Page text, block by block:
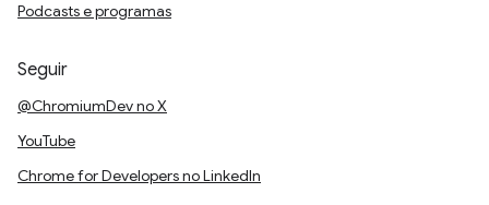
Podcasts e programas
Seguir
@ChromiumDev no X
YouTube
Chrome for Developers no LinkedIn